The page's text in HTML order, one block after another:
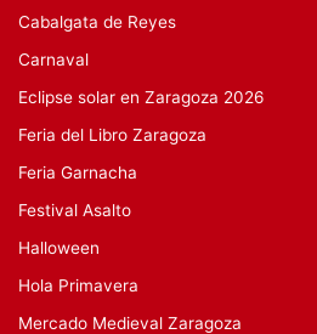
Cabalgata de Reyes
Carnaval
Eclipse solar en Zaragoza 2026
Feria del Libro Zaragoza
Feria Garnacha
Festival Asalto
Halloween
Hola Primavera
Mercado Medieval Zaragoza